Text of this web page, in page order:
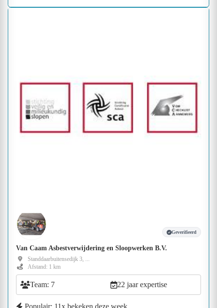
Geverifieerd
Van Caam Asbestverwijdering en Sloopwerken B.V.
Standdaarbuitensedijk 3, ...
Afstand: 1 km
Team: 7 22 jaar expertise
Populair: 11x bekeken deze week